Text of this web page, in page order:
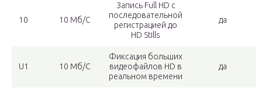
10 10 Мб/С
Запись Full HD с
последовательной
регистрацией до
HD Stills
да
U1 10 Мб/С
Фиксация больших
видеофайлов HD в
реальном времени
да